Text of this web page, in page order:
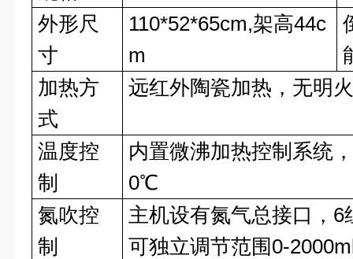
外形尺
寸
110*52*65cm,架高44c
m
加热方
式
远红外陶瓷加热，无明
温度控
制
内置微沸加热控制系统
0℃
氮吹控
制
主机设有氮气总接口，
可独立调节范围0-